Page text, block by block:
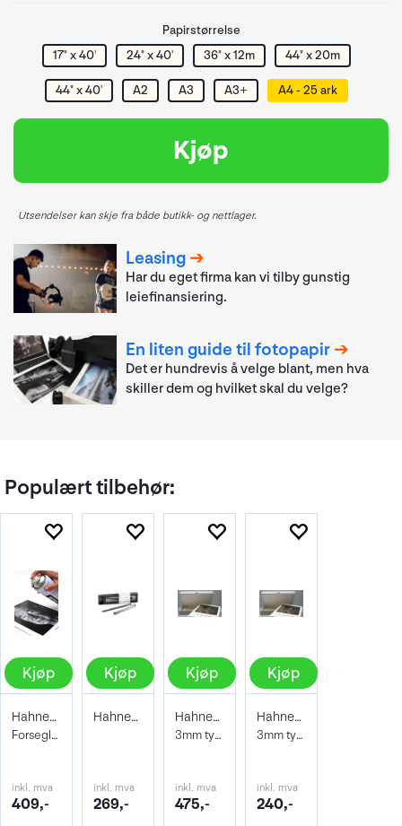
Papirstørrelse
17" x 40'
24" x 40' 36" x 12m 44" x 20m
44" x 40' A2 A3 A3+ A4 - 25 ark
Kjøp
Utsendelser kan skje fra både butikk- og nettlager.
Leasing
Har du eget firma kan vi tilby gunstig
leiefinansiering.
En liten guide til fotopapir
Det er hundrevis å velge blant, men hva
skiller dem og hvilket skal du velge?
Populært tilbehør:
Kjøp
Hahnemühle Protective Spray 400ml
Forseglende og beskyttene lakk
inkl. mva
409,-
Kjøp
Hahnemühle Signing Pen Duo
inkl. mva
269,-
Kjøp
Hahnemühle Archive & Portfoliobox A2
3mm tykkelse 605x435x35 mm
inkl. mva
475,-
Kjøp
Hahnemühle Archive & Portfoliobox A3+
3mm tykkelse 32,9 x 48,3 cm
inkl. mva
240,-